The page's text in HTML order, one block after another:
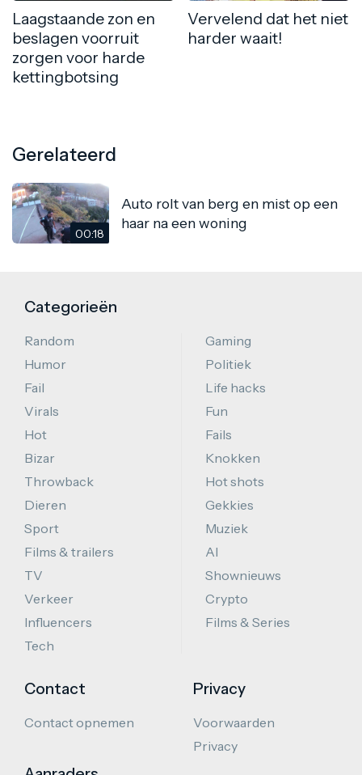
Laagstaande zon en
beslagen voorruit
zorgen voor harde
kettingbotsing
Vervelend dat het niet
harder waait!
Gerelateerd
00:18
Auto rolt van berg en mist op een
haar na een woning
Categorieën
Random
Humor
Fail
Virals
Hot
Bizar
Throwback
Dieren
Sport
Films & trailers
TV
Verkeer
Influencers
Tech
Gaming
Politiek
Life hacks
Fun
Fails
Knokken
Hot shots
Gekkies
Muziek
AI
Shownieuws
Crypto
Films & Series
Contact
Contact opnemen
Privacy
Voorwaarden
Privacy